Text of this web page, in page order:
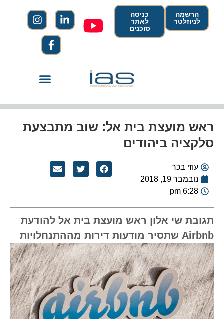
הרשמה
לניוזלטר
כניסה
לאתר
סוכנים
ראש מועצת בית אל: שוב מתבצעת
סלקציה ביהודים
עוזי בכר
נובמבר 19, 2018
6:28 pm
תגובת שי אלון ראש מועצת בית אל להודעת
Airbnb שתסיר מודעות דירות מההתנחלויות